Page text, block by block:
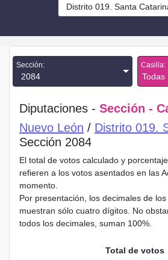
Distrito 019. Santa
Sección:
2084
Casilla:
Todas
Diputaciones - Sección -
Nuevo León / Distrito 019.
Sección 2084
El total de votos calculado y
refieren a los votos asentados en las
momento.
Por presentación, los decimales de
muestran sólo cuatro dígitos. No
todos los decimales, suman 100%.
Total de votos